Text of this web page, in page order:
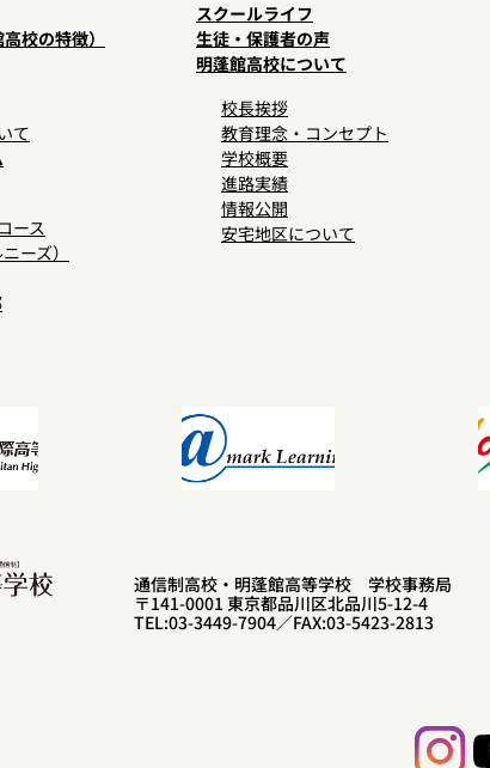
校の特徴）
て
ース
ーズ）
スクールライフ
生徒・保護者の声
明蓬館高校について
校長挨拶
教育理念・コンセプト
学校概要
進路実績
情報公開
安宅地区について
通信制高校・明蓬館高等学校 学校事務局
〒141-0001 東京都品川区北品川5-12-4
TEL:03-3449-7904／FAX:03-5423-2813